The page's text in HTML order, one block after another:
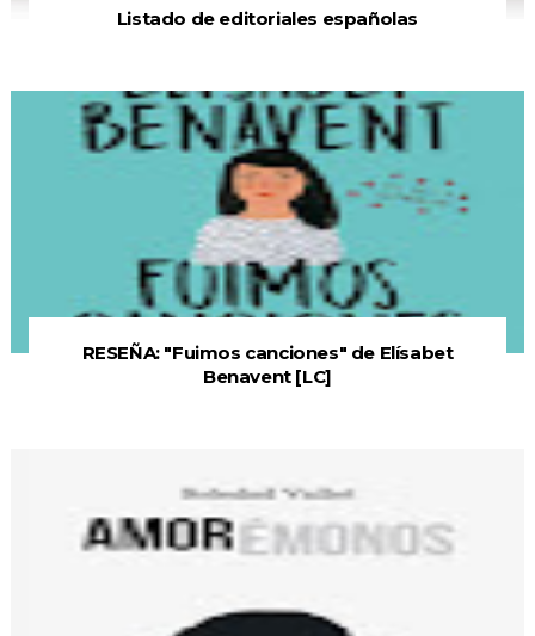
Listado de editoriales españolas
RESEÑA: "Fuimos canciones" de Elísabet
Benavent [LC]